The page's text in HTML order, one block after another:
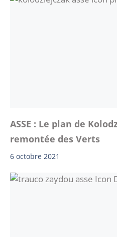
ASSE : Le plan de
remontée des Verts
6 octobre 2021